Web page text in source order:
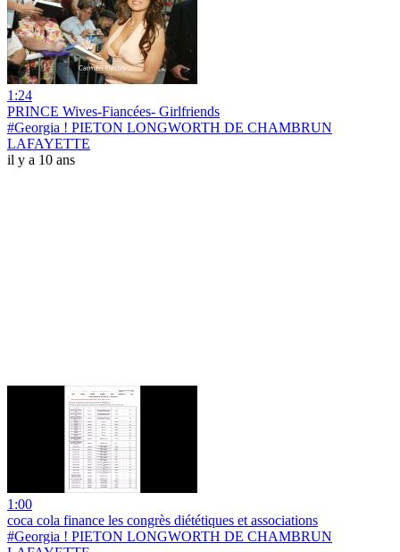
1:24
PRINCE Wives-Fiancées- Girlfriends
#Georgia ! PIETON LONGWORTH DE CHAMBRUN
LAFAYETTE
il y a 10 ans
1:00
coca cola finance les congrès diététiques et associations
#Georgia ! PIETON LONGWORTH DE CHAMBRUN